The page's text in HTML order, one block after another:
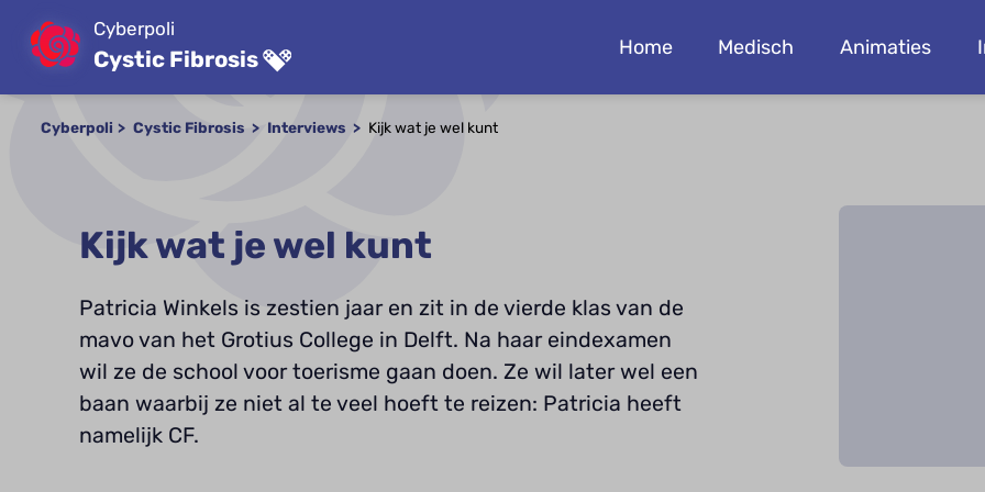
Cyberpoli
Cystic Fibrosis Home Medisch Animaties
Cyberpoli Cystic Fibrosis Interviews Kijk wat je wel kunt
Kijk wat je wel kunt
Patricia Winkels is zestien jaar en zit in de vierde klas van de
mavo van het Grotius College in Delft. Na haar eindexamen
wil ze de school voor toerisme gaan doen. Ze wil later wel een
baan waarbij ze niet al te veel hoeft te reizen: Patricia heeft
namelijk CF.